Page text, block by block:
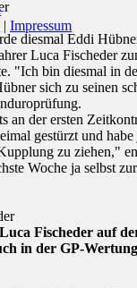
diesmal Eddi
Luca Fischeder
"Ich bin diesmal in
sich zu seinen
an der ersten
gestürzt und
zu ziehen,"
Woche ja selbst
Fischeder auf
in der GP-
| Impressum